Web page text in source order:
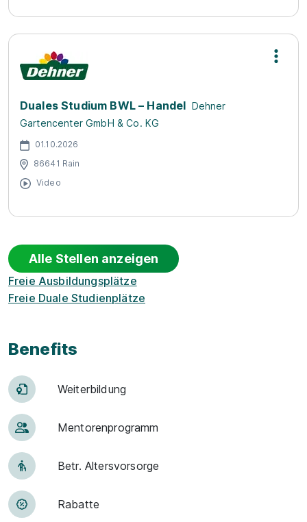
Duales Studium BWL – Handel Dehner
Gartencenter GmbH & Co. KG
01.10.2026
86641 Rain
Video
Alle Stellen anzeigen
Freie Ausbildungsplätze
Freie Duale Studienplätze
Benefits
Weiter­bildung
Men­to­ren­pro­gramm
Betr. Alters­vor­sorge
Rabatte